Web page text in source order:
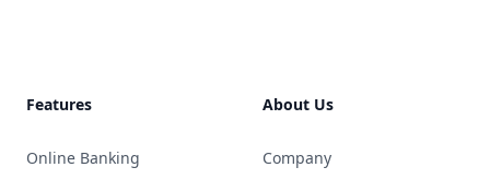
Features
Online Banking
About Us
Company